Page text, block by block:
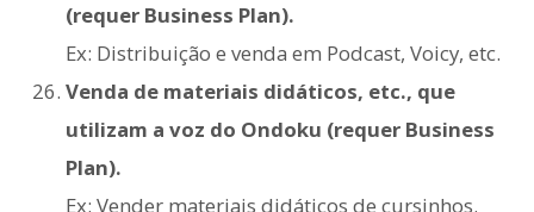
(requer Business Plan).
Ex: Distribuição e venda em Podcast, Voicy, etc.
Venda de materiais didáticos, etc., que
utilizam a voz do Ondoku (requer Business
Plan).
Ex: Vender materiais didáticos de cursinhos.